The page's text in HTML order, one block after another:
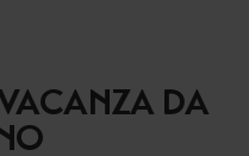
DA